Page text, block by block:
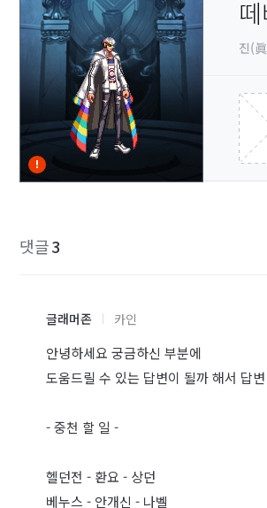
진(
댓글3
글래머존 카인
안녕하세요 궁금하신 부분에
도움드릴 수 있는 답변이 될까 해서 답
- 중천 할 일 -
헬던전 - 환요 - 상던
베누스 - 안개신 - 나벨